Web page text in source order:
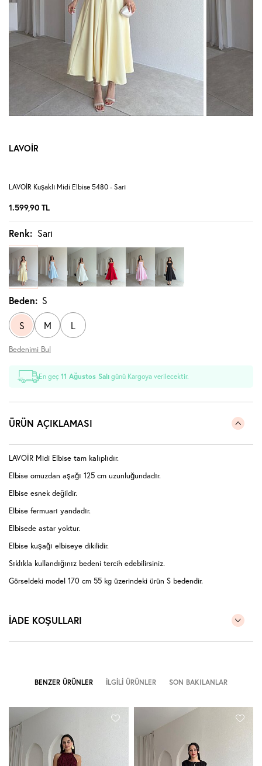
LAVOİR
LAVOİR Kuşaklı Midi Elbise 5480 - Sarı
1.599,90 TL
Renk: Sarı
Beden: S
S M L
Bedenimi Bul
En geç11 Ağustos Salı günü Kargoya verilecektir.
ÜRÜN AÇIKLAMASI
LAVOİR Midi Elbise tam kalıplıdır.
Elbise omuzdan aşağı 125 cm uzunluğundadır.
Elbise esnek değildir.
Elbise fermuarı yandadır.
Elbisede astar yoktur.
Elbise kuşağı elbiseye dikilidir.
Sıklıkla kullandığınız bedeni tercih edebilirsiniz.
Görseldeki model 170 cm 55 kg üzerindeki ürün S bedendir.
İADE KOŞULLARI
BENZER ÜRÜNLER İLGILI ÜRÜNLER SON BAKILANLAR